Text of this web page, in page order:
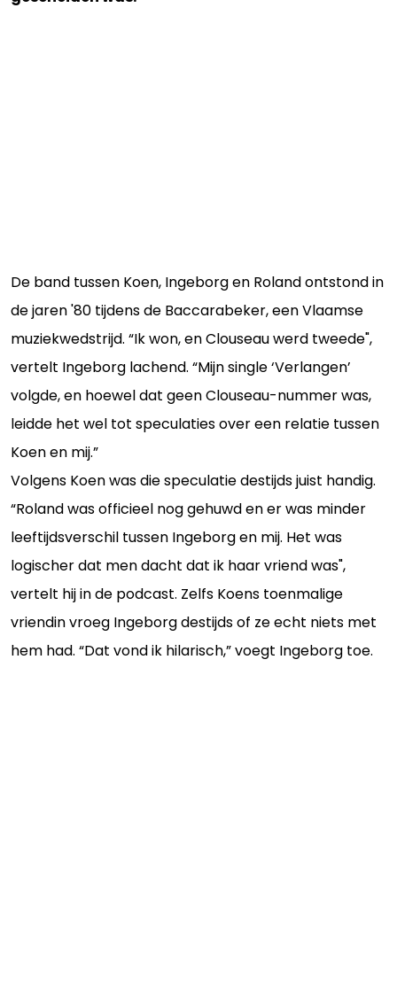
De band tussen Koen, Ingeborg en Roland ontstond in
de jaren '80 tijdens de Baccarabeker, een Vlaamse
muziekwedstrijd. “Ik won, en Clouseau werd tweede",
vertelt Ingeborg lachend. “Mijn single ‘Verlangen’
volgde, en hoewel dat geen Clouseau-nummer was,
leidde het wel tot speculaties over een relatie tussen
Koen en mij.”
Volgens Koen was die speculatie destijds juist handig.
“Roland was officieel nog gehuwd en er was minder
leeftijdsverschil tussen Ingeborg en mij. Het was
logischer dat men dacht dat ik haar vriend was",
vertelt hij in de podcast. Zelfs Koens toenmalige
vriendin vroeg Ingeborg destijds of ze echt niets met
hem had. “Dat vond ik hilarisch,” voegt Ingeborg toe.